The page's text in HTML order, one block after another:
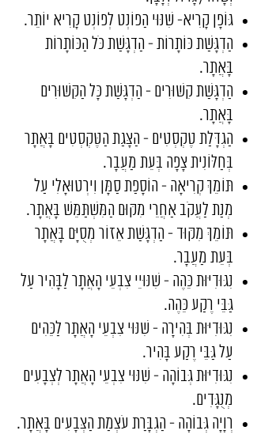
גּוֹפָן קָרִיא- שִׁנּוּי הַפוֹנְט לְפוֹנְט קָרִיא יוֹתֵר.
הַדְגָּשַׁת כּוֹתָרוֹת - הַדְגָּשַׁת כֹּל הַכּוֹתָרוֹת
בָּאֲתָר.
הַדְגָּשַׁת קִשּׁוּרִים - הַדְגָּשַׁת כָּל הַקִּשּׁוּרִים
בָּאֲתָר.
הַגְדָּלַת טֶקְסְטִים - הַצָּגַת הַטֶּקְסְטִים בָּאֲתָר
בְּחַלּוֹנִית צָפָה בְּעֵת מַעֲבָר.
תּוֹמֵךְ קְרִיאָה - הוֹסָפַת סַמָּן וִירְטוּאָלִי עַל
מְנַת לַעֲקֹב אַחֲרֵי מִקּוּם הַמִּשְׁתַּמֵּשׁ בָּאֲתָר.
תּוֹמֵךְ מִקּוּד - הַדְגָּשַׁת אֵזוֹר מְסֻיָּם בָּאֲתָר
בְּעֵת מַעֲבָר.
נִגּוּדִיּוּת כֵּהֶה - שִׁנּוּיֵי צִבְעֵי הָאֲתָר לַבָּהִיר עַל
גַּבֵּי רֶקַע כֵּהֶה.
נִגּוּדִיּוּת בְּהִירָה - שִׁנּוּי צִבְעֵי הָאֲתָר לַכֵּהִים
עַל גַּבֵּי רֶקַע בָּהִיר.
נִגּוּדִיּוּת גְּבוֹהָה - שִׁנּוּי צִבְעֵי הָאֲתָר לְצְבָעִים
מְנֻגָּדִים.
רְוָיָה גְּבוֹהָה - הַגְבָּרַת עֹצְמַת הַצְּבָעִים בָּאֲתָר.